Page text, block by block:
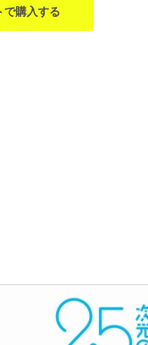
で購入する